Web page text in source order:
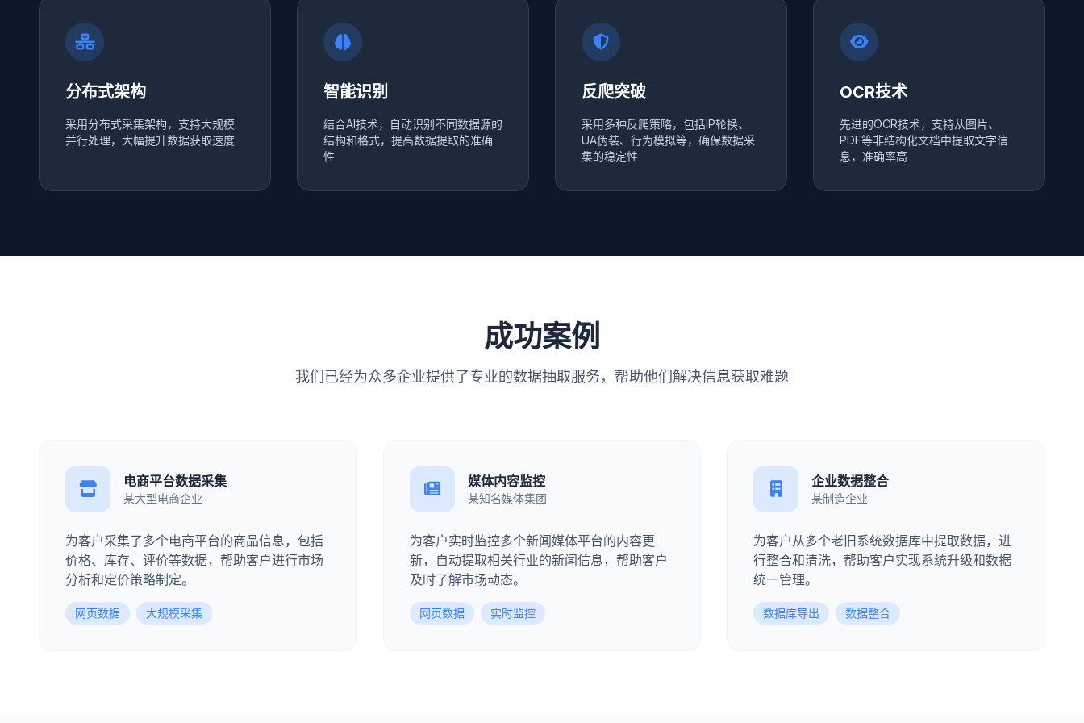
分布式架构
采用分布式采集架构，支持大规模
并行处理，大幅提升数据获取速度
智能识别
结合AI技术，自动识别不同数据源的
结构和格式，提高数据提取的准确
性
反爬突破
采用多种反爬策略，包括IP轮换、
UA伪装、行为模拟等，确保数据采
集的稳定性
OCR技术
先进的OCR技术，支持从图片、
PDF等非结构化文档中提取文字信
息，准确率高
成功案例
我们已经为众多企业提供了专业的数据抽取服务，帮助他们解决信息获取难题
电商平台数据采集
某大型电商企业
为客户采集了多个电商平台的商品信息，包括
价格、库存、评价等数据，帮助客户进行市场
分析和定价策略制定。
网页数据 大规模采集
媒体内容监控
某知名媒体集团
为客户实时监控多个新闻媒体平台的内容更
新，自动提取相关行业的新闻信息，帮助客户
及时了解市场动态。
网页数据 实时监控
企业数据整合
某制造企业
为客户从多个老旧系统数据库中提取数据，进
行整合和清洗，帮助客户实现系统升级和数据
统一管理。
数据库导出 数据整合